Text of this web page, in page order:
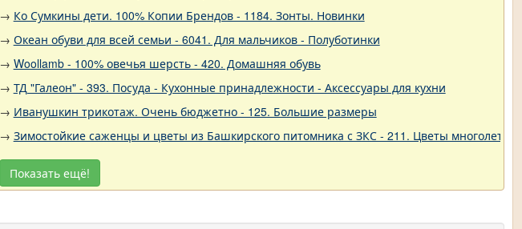
→ Ко Сумкины дети. 100% Копии Брендов - 1184. Зонты. Новинки
→ Океан обуви для всей семьи - 6041. Для мальчиков - Полуботинки
→ Woollamb - 100% овечья шерсть - 420. Домашняя обувь
→ ТД "Галеон" - 393. Посуда - Кухонные принадлежности - Аксессуары для кухни
→ Иванушкин трикотаж. Очень бюджетно - 125. Большие размеры
→ Зимостойкие саженцы и цветы из Башкирского питомника с ЗКС - 211. Цветы
Показать ещё!